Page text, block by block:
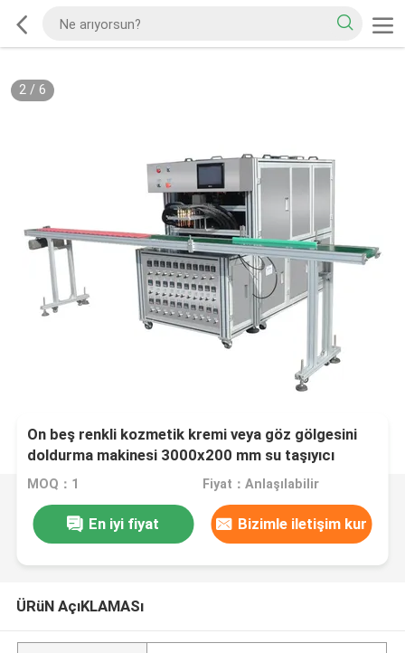
2/ 6
On beş renkli kozmetik kremi veya göz gölgesini
doldurma makinesi 3000x200 mm su taşıyıcı
kemeri ile
MOQ：1 Fiyat：Anlaşılabilir
En iyi fiyat Bizimle iletişim kur
ÜRüN AçıKLAMASı